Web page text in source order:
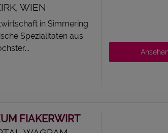
WIEN
in Simmering
Spezialitäten aus
FIAKERWIRT